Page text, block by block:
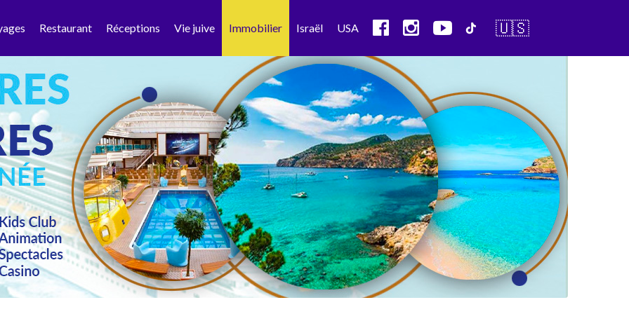
Restaurant Réceptions Vie juive Immobilier Israël USA 🇺🇸